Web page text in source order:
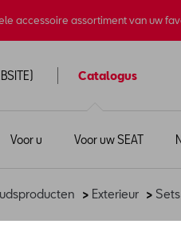
accessoire assortiment van uw
Catalogus
Voor u Voor uw SEAT
> Exterieur > Sets